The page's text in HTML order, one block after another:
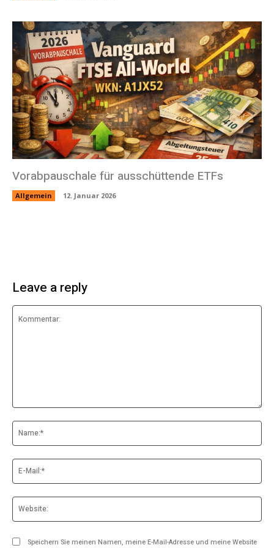
Vorabpauschale für ausschüttende ETFs
Allgemein 12. Januar 2026
Leave a reply
E-
Speichern Sie meinen Namen, meine E-Mail-Adresse und meine Website